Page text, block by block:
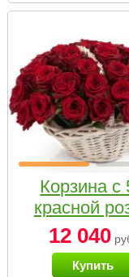
Корзина с
красной
12 040
Купить